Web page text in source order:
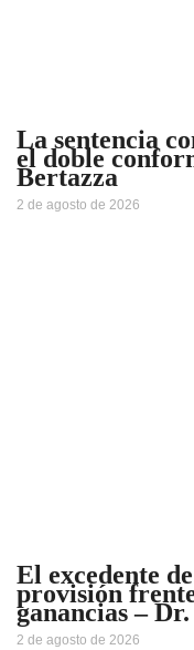
La sentencia
el doble
Bertazza
2 de agosto de 2026
El excedente
provisión
ganancias –
2 de agosto de 2026